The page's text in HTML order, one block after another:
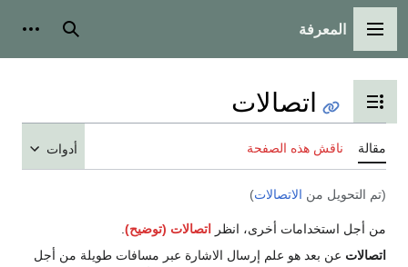
القائمة الرئيسية
المعرفة بحث
تبديل عرض جدول المحتويات
اتصالات
مقالة ناقش هذه الصفحة أدوات
(تم التحويل من الاتصالات)
من أجل استخدامات أخرى، انظر اتصالات (توضيح)
اتصالات عن بعد هو علم إرسال الاشارة عبر مسافات طويلة من أجل